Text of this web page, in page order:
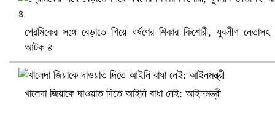
সৌদিতে ব্যাপক ধরপাকড়, এক সপ্তাহেই ২১ হাজারের বেশি গ্রেপ্তার
প্রেমিকের সঙ্গে বেড়াতে গিয়ে ধর্ষণের শিকার কিশোরী, যুবলীগ নেতাসহ
আটক ৪
খালেদা জিয়াকে দাওয়াত দিতে আইনি বাধা নেই: আইনমন্ত্রী